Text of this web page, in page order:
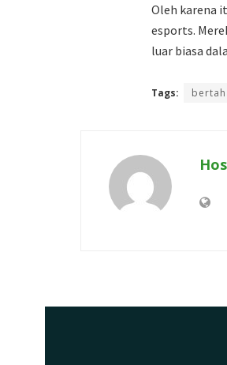
Oleh karena
esports.
luar biasa
Tags: